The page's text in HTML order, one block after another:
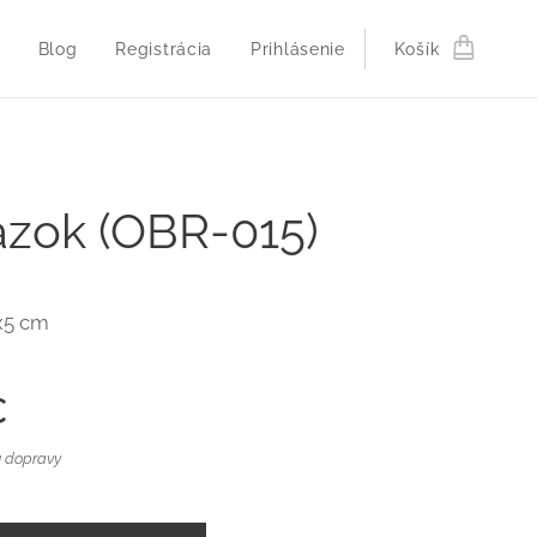
Blog Registrácia Prihlásenie Košík
(OBR-015)
cm
dopravy